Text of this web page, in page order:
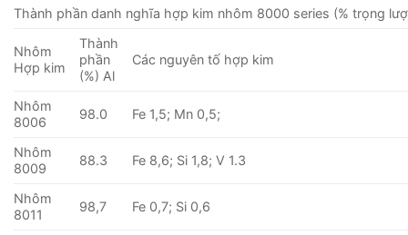
Thành phần danh nghĩa hợp kim nhôm 8000 series (% trọng
Nhôm
Hợp kim
Thành
phần
(%) Al
Các nguyên tố hợp kim
Nhôm
8006
98.0 Fe 1,5; Mn 0,5;
Nhôm
8009
88.3 Fe 8,6; Si 1,8; V 1.3
Nhôm
8011
98,7 Fe 0,7; Si 0,6